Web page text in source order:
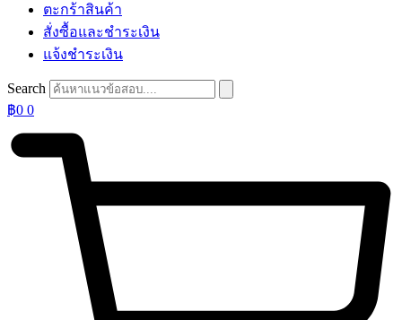
ตะกร้าสินค้า
สั่งซื้อและชำระเงิน
แจ้งชำระเงิน
Search
฿0 0